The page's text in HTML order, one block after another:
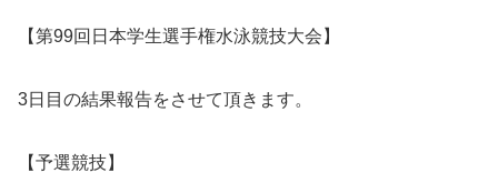
【第99回日本学生選手権水泳競技大会】
3日目の結果報告をさせて頂きます。
【予選競技】